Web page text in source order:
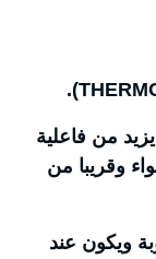
من فاعلية
وقريبا من
ويكون عند